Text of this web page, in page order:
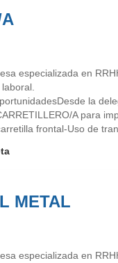
especializada en
la
A para
frontal-Uso de
METAL
especializada en